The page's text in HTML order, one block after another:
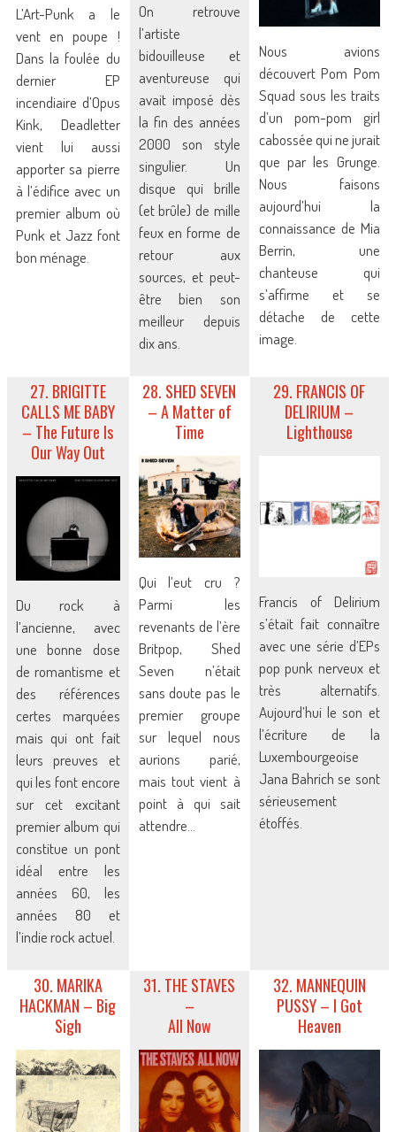
L’Art-Punk a le
vent en poupe !
Dans la foulée du
dernier EP
incendiaire d’Opus
Kink, Deadletter
vient lui aussi
apporter sa pierre
à l’édifice avec un
premier album où
Punk et Jazz font
bon ménage.
On retrouve
l’artiste
bidouilleuse et
aventureuse qui
avait imposé dès
la fin des années
2000 son style
singulier. Un
disque qui brille
(et brûle) de mille
feux en forme de
retour aux
sources, et peut-
être bien son
meilleur depuis
dix ans.
Nous avions
découvert Pom Pom
Squad sous les traits
d’un pom-pom girl
cabossée qui ne jurait
que par les Grunge.
Nous faisons
aujourd’hui la
connaissance de Mia
Berrin, une
chanteuse qui
s’affirme et se
détache de cette
image.
27. BRIGITTE
CALLS ME BABY
– The Future Is
Our Way Out
Du rock à
l’ancienne, avec
une bonne dose
de romantisme et
des références
certes marquées
mais qui ont fait
leurs preuves et
qui les font encore
sur cet excitant
premier album qui
constitue un pont
idéal entre les
années 60, les
années 80 et
l’indie rock actuel.
28. SHED SEVEN
– A Matter of
Time
Qui l’eut cru ?
Parmi les
revenants de l’ère
Britpop, Shed
Seven n’était
sans doute pas le
premier groupe
sur lequel nous
aurions parié,
mais tout vient à
point à qui sait
attendre…
29. FRANCIS OF
DELIRIUM –
Lighthouse
Francis of Delirium
s’était fait connaître
avec une série d’EPs
pop punk nerveux et
très alternatifs.
Aujourd’hui le son et
l’écriture de la
Luxembourgeoise
Jana Bahrich se sont
sérieusement
étoffés.
30. MARIKA
HACKMAN – Big
Sigh
31. THE STAVES
–
All Now
32. MANNEQUIN
PUSSY – I Got
Heaven